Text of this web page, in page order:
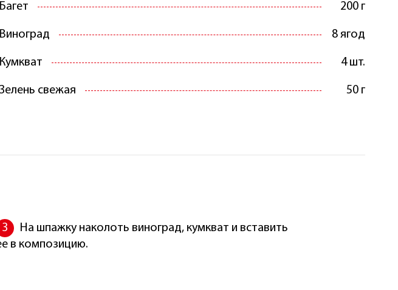
Багет 200 г
Виноград 8 ягод
Кумкват 4 шт.
Зелень свежая 50 г
На шпажку наколоть виноград, кумкват и вставить
в композицию.